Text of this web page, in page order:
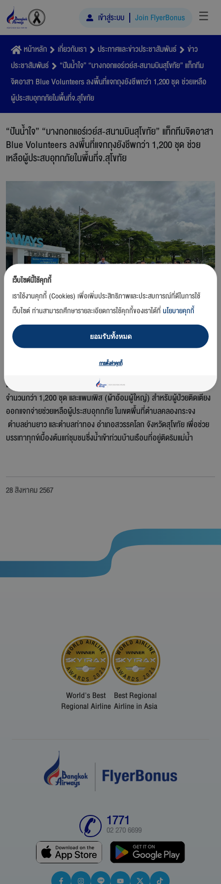
เข้าสู่ระบบ Join FlyerBonus ☰
หน้าหลัก เกี่ยวกับเรา ประกาศและข่าวประชาสัมพันธ์
ข่าว
ประชาสัมพันธ์
“ปันน้ำใจ” “บางกอกแอร์เวย์ส-สนามบินสุโขทัย” แท็กทีม
จิตอาสา Blue Volunteers ลงพื้นที่แจกถุงยังชีพกว่า 1,200 ชุด ช่วยเหลือ
ผู้ประสบอุทกภัยในพื้นที่จ.สุโขทัย
“ปันน้ำใจ” “บางกอกแอร์เวย์ส-สนามบินสุโขทัย” แท็กทีมจิตอาสา
Blue Volunteers ลงพื้นที่แจกถุงยังชีพกว่า 1,200 ชุด ช่วย
เหลือผู้ประสบอุทกภัยในพื้นที่จ.สุโขทัย
สุโขทัย / 28 สิงหาคม 2567 –บริษัท การบินกรุงเทพ จำกัด (มหาชน) หรือ
สายการบินบางกอกแอร์เวย์ส และสนามบินสุโขทัย นำโดยนายนิจพัฒน์ ปิยะ
พันธ์ รองกรรมการผู้อำนวยการใหญ่ฝ่ายสนามบิน พร้อมด้วยทีมจิตอาสา
Blue Volunteers ของสายการบินฯ และสนามบินสุโขทัย จัดเตรียมถุงยังชีพ
จำนวนกว่า 1,200 ชุด และแพมเพิส (ผ้าอ้อมผู้ใหญ่) สำหรับผู้ป่วยติดเตียง
ออกแจกจ่ายช่วยเหลือผู้ประสบอุทกภัย ในเขตพื้นที่ตำบลคลองกระจง
ตำบลย่านยาว และตำบลท่าทอง อำเภอสวรรคโลก จังหวัดสุโขทัย เพื่อช่วย
บรรเทาทุกข์เบื้องต้นแก่ชุมชนซึ่งน้ำเข้าท่วมบ้านเรือนที่อยู่ติดริมแม่น้ำ
28 สิงหาคม 2567
World's Best
Regional Airline
Best Regional
Airline in Asia
1771
02 270 6699
เว็บไซต์นี้ใช้คุกกี้
เราใช้งานคุกกี้ (Cookies) เพื่อเพิ่มประสิทธิภาพและประสบการณ์ที่ดีในการใช้
เว็บไซต์ ท่านสามารถศึกษารายละเอียดการใช้คุกกี้ของเราได้ที่นโยบายคุกกี้
ยอมรับทั้งหมด
การตั้งค่าคุกกี้